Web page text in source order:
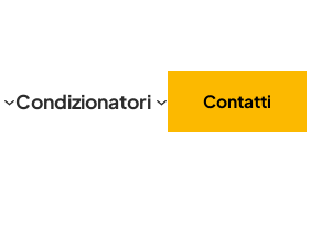
Condizionatori Contatti